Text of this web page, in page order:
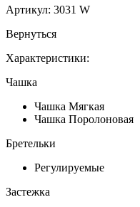
Артикул: 3031 W
Вернуться
Характеристики:
Чашка
Чашка Мягкая
Чашка Поролоновая
Бретельки
Регулируемые
Застежка